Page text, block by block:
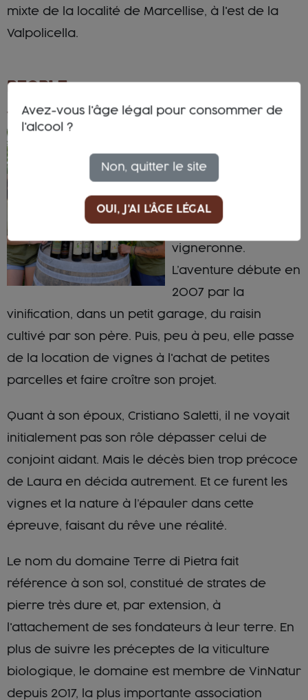
mixte de la localité de Marcellise, à l'est de la
Valpolicella.
PEOPLE
TERRE DI PIETRA
comptabilité, Laura
Albertini n'en a
jamais démordu :
elle serait devenue
vigneronne.
L’aventure débute en
2007 par la
vinification, dans un petit garage, du raisin
cultivé par son père. Puis, peu à peu, elle passe
de la location de vignes à l'achat de petites
parcelles et faire croître son projet.
Quant à son époux, Cristiano Saletti, il ne voyait
initialement pas son rôle dépasser celui de
conjoint aidant. Mais le décès bien trop précoce
de Laura en décida autrement. Et ce furent les
vignes et la nature à l’épauler dans cette
épreuve, faisant du rêve une réalité.
Le nom du domaine Terre di Pietra fait
référence à son sol, constitué de strates de
pierre très dure et, par extension, à
l'attachement de ses fondateurs à leur terre. En
plus de suivre les préceptes de la viticulture
biologique, le domaine est membre de VinNatur
depuis 2017, la plus importante association
Avez-vous l'âge légal pour consommer de
l'alcool ?
Non, quitter le site
OUI, J'AI L'ÂGE LÉGAL